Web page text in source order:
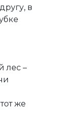
в
лес –
же